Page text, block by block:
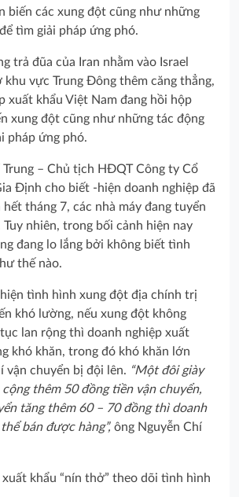
biến các xung đột cũng như những
tìm giải pháp ứng phó.
trả đũa của Iran nhằm vào Israel
khu vực Trung Đông thêm căng thẳng,
xuất khẩu Việt Nam đang hồi hộp
xung đột cũng như những tác động
pháp ứng phó.
– Chủ tịch HĐQT Công ty Cổ
Định cho biết -hiện doanh nghiệp đã
tháng 7, các nhà máy đang tuyển
nhiên, trong bối cảnh hiện nay
đang lo lắng bởi không biết tình
thế nào.
hiện tình hình xung đột địa chính trị
khó lường, nếu xung đột không
lan rộng thì doanh nghiệp xuất
khó khăn, trong đó khó khăn lớn
vận chuyển bị đội lên. “Một đôi giày
thêm 50 đồng tiền vận chuyển,
tăng thêm 60 – 70 đồng thì doanh
bán được hàng”, ông Nguyễn Chí